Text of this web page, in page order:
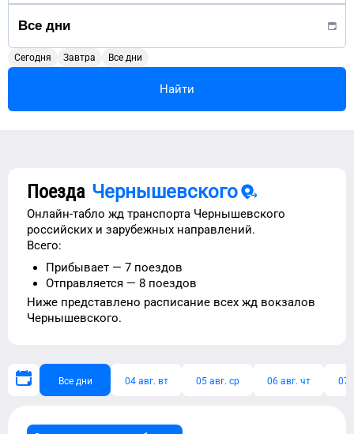
Сегодня Завтра Все дни
Найти
Поезда Чернышевского
Онлайн-табло жд транспорта Чернышевского
российских и зарубежных направлений.
Всего:
Прибывает — 7 поездов
Отправляется — 8 поездов
Ниже представлено расписание всех жд вокзалов
Чернышевского.
Все дни 04 авг. вт 05 авг. ср 06 авг. чт 07